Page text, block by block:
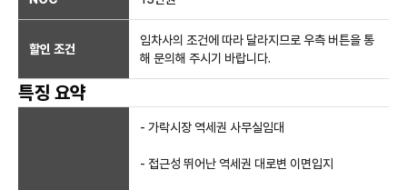
할인 조건
임차사의 조건에 따라 달라지므로 우측 버튼을 통
해 문의해 주시기 바랍니다.
특징 요약
- 가락시장 역세권 사무실임대
- 접근성 뛰어난 역세권 대로변 이면입지